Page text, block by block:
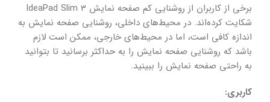
برخی از کاربران از روشنایی کم صفحه نمایش IdeaPad Slim 3
شکایت کرده‌اند. در محیط‌های داخلی، روشنایی صفحه نمایش به
اندازه کافی است، اما در محیط‌های خارجی، ممکن است لازم
باشد که روشنایی صفحه نمایش را به حداکثر برسانید تا بتوانید
به راحتی صفحه نمایش را ببینید.
کاربری: